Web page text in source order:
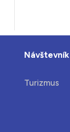
Návštevník
Turizmus